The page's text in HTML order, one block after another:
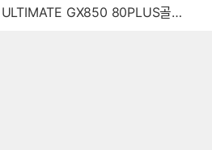
GX850 80PLUS골드 풀모듈러 ATX3.0 블랙